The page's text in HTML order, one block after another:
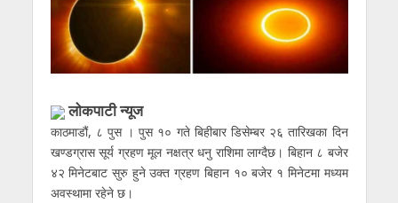
लाेकपाटी न्यूज
काठमाडौं, ८ पुस । पुस १० गते बिहीबार डिसेम्बर २६ तारिखका दिन
खण्डग्रास सूर्य ग्रहण मूल नक्षत्र धनु राशिमा लाग्दैछ। बिहान ८ बजेर
४२ मिनेटबाट सुरु हुने उक्त ग्रहण बिहान १० बजेर १ मिनेटमा मध्यम
अवस्थामा रहेने छ।